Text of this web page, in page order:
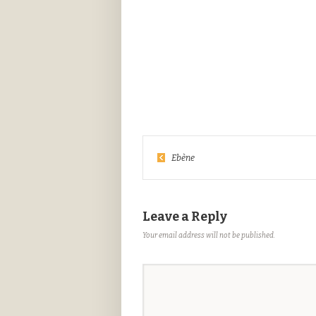
Ebène
Leave a Reply
Your email address will not be published.